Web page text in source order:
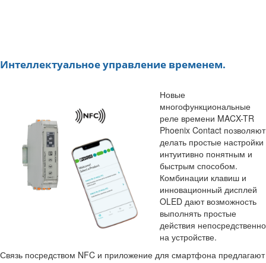
Интеллектуальное управление временем.
Новые
многофункциональные
реле времени MACX-TR
Phoenix Contact позволяют
делать простые настройки
интуитивно понятным и
быстрым способом.
Комбинации клавиш и
инновационный дисплей
OLED дают возможность
выполнять простые
действия непосредственно
на устройстве.
Связь посредством NFC и приложение для смартфона предлагают